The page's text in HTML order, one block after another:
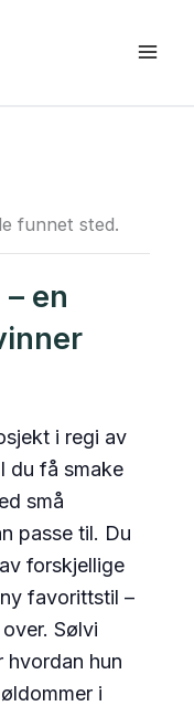
funnet sted.
en
i regi av
du få smake
små
passe til. Du
forskjellige
favorittstil –
Sølvi
hvordan hun
i